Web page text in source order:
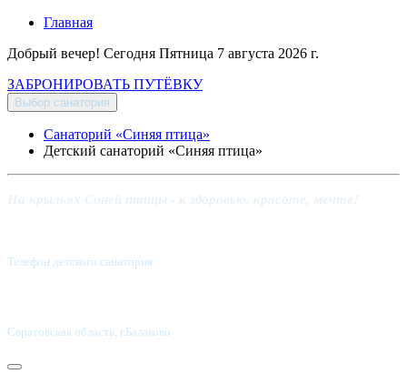
Главная
Добрый вечер! Сегодня Пятница 7 августа 2026 г.
ЗАБРОНИРОВАТЬ ПУТЁВКУ
Выбор санатория
Санаторий «Синяя птица»
Детский санаторий «Синяя птица»
Телефон детского санатория:
Саратовская область, г.Балаково